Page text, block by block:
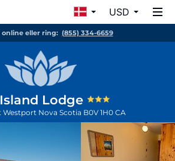
USD
online eller ring: (855) 334-6659
Lodge
Westport Nova Scotia B0V 1H0 CA